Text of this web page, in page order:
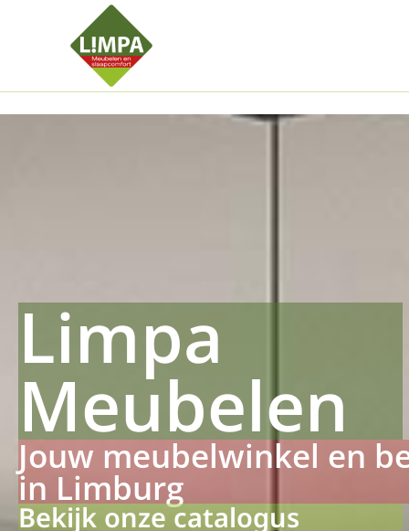
Anhangerma Sommersch
Limpa
Meubelen
Jouw meubelwinkel en
in Limburg
Bekijk onze catalogus